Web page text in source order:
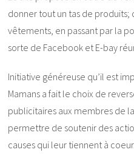
donner tout un tas de produits;
vêtements, en passant par la
sorte de Facebook et E-bay
Initiative généreuse qu’il est
Mamans a fait le choix de
publicitaires aux membres de
permettre de soutenir des
causes qui leur tiennent à coeur.